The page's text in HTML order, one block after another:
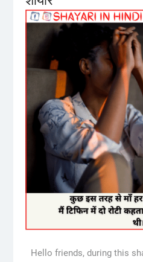
Hello friends, during this